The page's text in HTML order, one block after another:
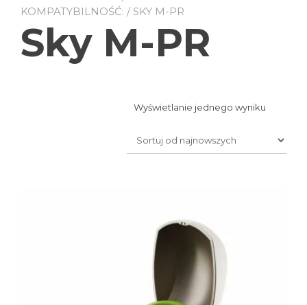
KOMPATYBILNOŚĆ: / SKY M-PR
Sky M-PR
Wyświetlanie jednego wyniku